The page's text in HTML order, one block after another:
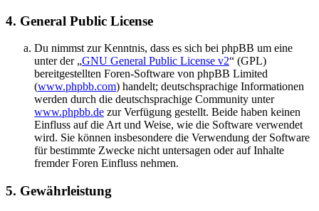
4. General Public License
Du nimmst zur Kenntnis, dass es sich bei phpBB um eine
unter der „GNU General Public License v2“ (GPL)
bereitgestellten Foren-Software von phpBB Limited
(www.phpbb.com) handelt; deutschsprachige Informationen
werden durch die deutschsprachige Community unter
www.phpbb.de zur Verfügung gestellt. Beide haben keinen
Einfluss auf die Art und Weise, wie die Software verwendet
wird. Sie können insbesondere die Verwendung der Software
für bestimmte Zwecke nicht untersagen oder auf Inhalte
fremder Foren Einfluss nehmen.
5. Gewährleistung